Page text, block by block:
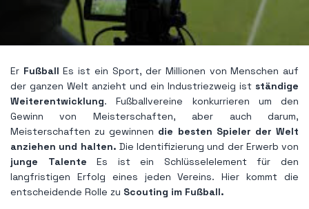
Er Fußball Es ist ein Sport, der Millionen von Menschen auf
der ganzen Welt anzieht und ein Industriezweig ist ständige
Weiterentwicklung. Fußballvereine konkurrieren um den
Gewinn von Meisterschaften, aber auch darum,
Meisterschaften zu gewinnen die besten Spieler der Welt
anziehen und halten. Die Identifizierung und der Erwerb von
junge Talente Es ist ein Schlüsselelement für den
langfristigen Erfolg eines jeden Vereins. Hier kommt die
entscheidende Rolle zu Scouting im Fußball.